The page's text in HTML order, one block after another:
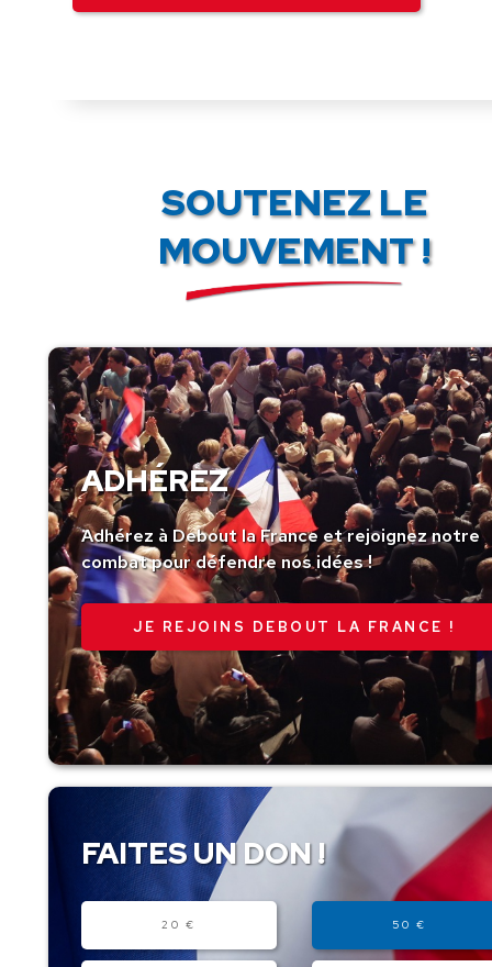
SOUTENEZ LE
MOUVEMENT !
ADHÉREZ
Adhérez à Debout la France et rejoignez notre
combat pour défendre nos idées !
JE REJOINS DEBOUT LA FRANCE !
FAITES UN DON !
20 € 50 €